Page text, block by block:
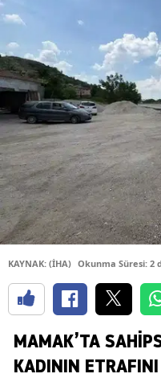
KAYNAK: (İHA) Okunma Süresi: 2
MAMAK’TA
KADININ